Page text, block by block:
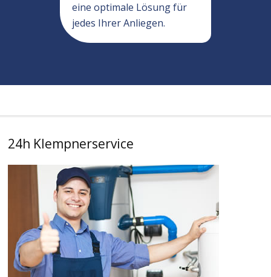
eine optimale Lösung für
jedes Ihrer Anliegen.
24h Klempnerservice